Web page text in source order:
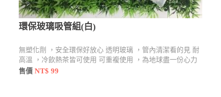
環保玻璃吸管組(白)
無塑化劑 ，安全環保好放心 透明玻璃 ，管內清潔看的見 耐
高溫 ，冷飲熱茶皆可使用 可重複使用 ，為地球盡一份心力
售價NT$ 99